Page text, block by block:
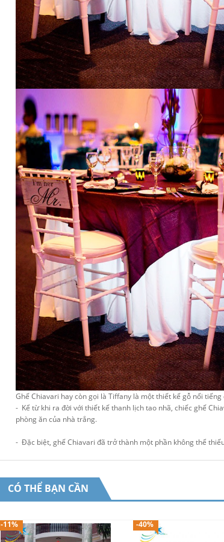
Ghế Chiavari hay còn gọi là Tiffany là một thiết kế gỗ nổi
- Kể từ khi ra đời với thiết kế thanh lịch tao nhã, chiếc ghế
phòng ăn của nhà trắng.
- Đặc biệt, ghế Chiavari đã trở thành một phần không thể
CÓ THỂ BẠN CẦN
-11% -40%